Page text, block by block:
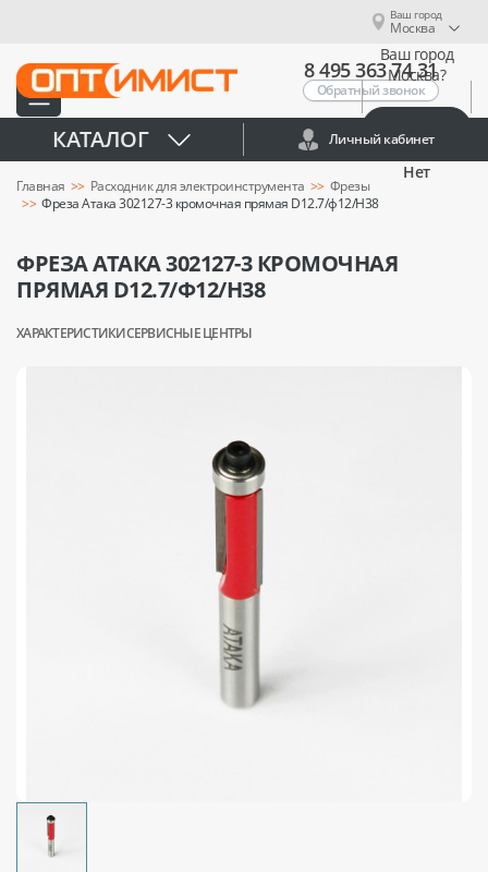
Ваш город
Москва
Ваш город
Москва?
Нет
8 495 363 74 31
Обратный звонок
КАТАЛОГ Личный кабинет
Главная Расходник для электроинструмента
Фрезы
Фреза Атака 302127-3 кромочная прямая D12.7/ф12/H38
ФРЕЗА АТАКА 302127-3 КРОМОЧНАЯ
ПРЯМАЯ D12.7/Ф12/H38
ХАРАКТЕРИСТИКИСЕРВИСНЫЕ ЦЕНТРЫ